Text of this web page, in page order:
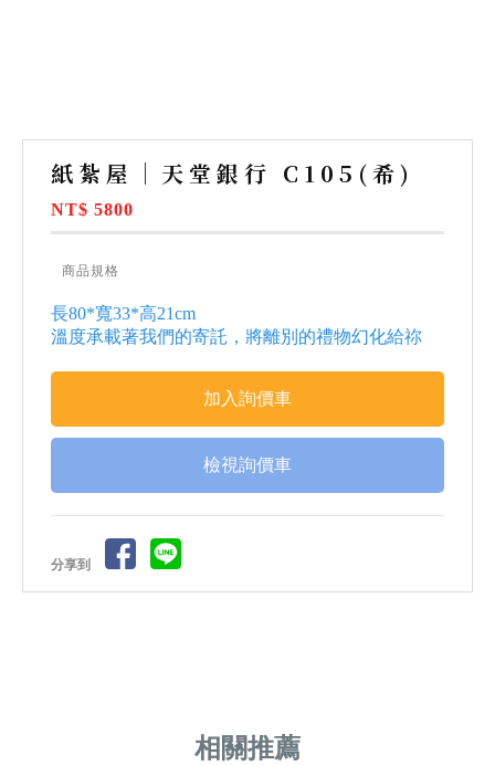
紙紮屋｜天堂銀行 C105(希)
NT$ 5800
商品規格
長80*寬33*高21cm
溫度承載著我們的寄託，將離別的禮物幻化給祢
檢視詢價車
分享到